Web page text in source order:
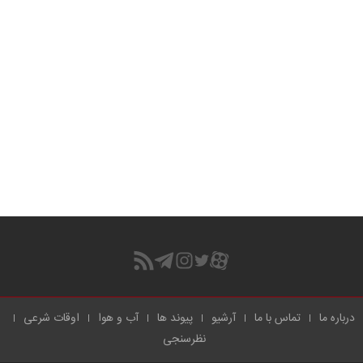
درباره ما تماس با ما آرشیو پیوند ها آب و هوا
اوقات شرعی
نظرسنجی